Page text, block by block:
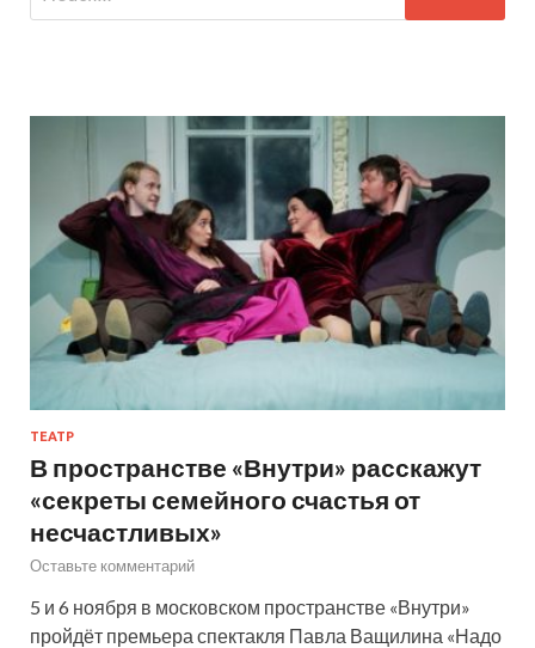
ТЕАТР
В пространстве «Внутри» расскажут
«секреты семейного счастья от
несчастливых»
Оставьте комментарий
5 и 6 ноября в московском пространстве «Внутри»
пройдёт премьера спектакля Павла Ващилина «Надо